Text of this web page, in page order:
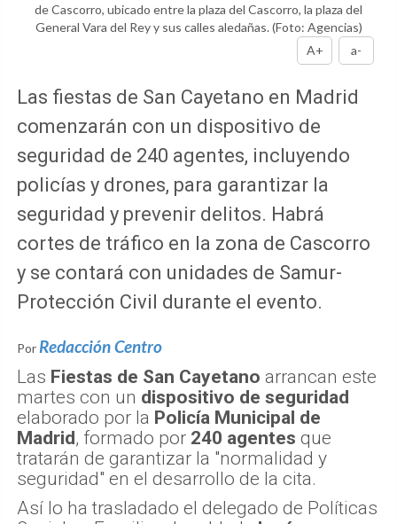
de Cascorro, ubicado entre la plaza del Cascorro, la plaza del
General Vara del Rey y sus calles aledañas.(Foto: Agencias)
A+
a-
Las fiestas de San Cayetano en Madrid
comenzarán con un dispositivo de
seguridad de 240 agentes, incluyendo
policías y drones, para garantizar la
seguridad y prevenir delitos. Habrá
cortes de tráfico en la zona de Cascorro
y se contará con unidades de Samur-
Protección Civil durante el evento.
Por Redacción Centro
Las Fiestas de San Cayetano arrancan este
martes con un dispositivo de seguridad
elaborado por la Policía Municipal de
Madrid, formado por 240 agentes que
tratarán de garantizar la "normalidad y
seguridad" en el desarrollo de la cita.
Así lo ha trasladado el delegado de Políticas